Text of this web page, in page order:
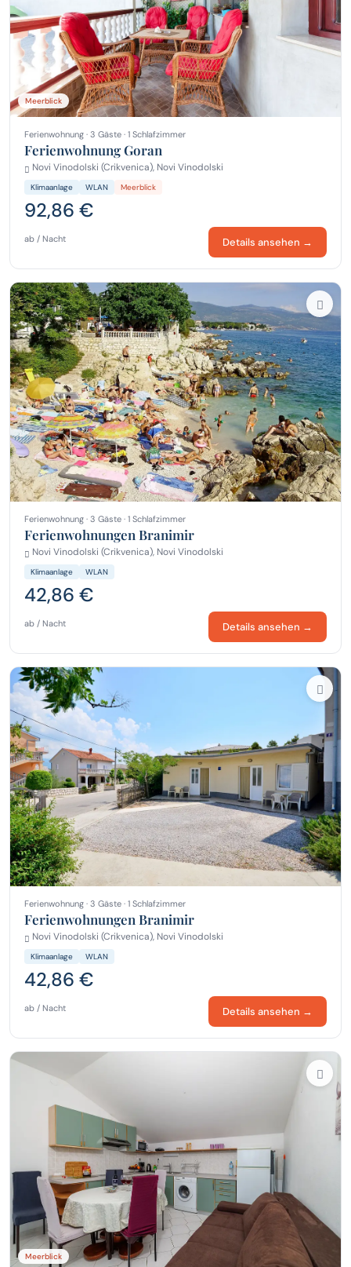
Meerblick
Ferienwohnung · 3 Gäste · 1 Schlafzimmer
Ferienwohnung Goran
Novi Vinodolski (Crikvenica), Novi Vinodolski
Klimaanlage WLAN Meerblick
92,86 €
ab / Nacht Details ansehen →
Ferienwohnung · 3 Gäste · 1 Schlafzimmer
Ferienwohnungen Branimir
Novi Vinodolski (Crikvenica), Novi Vinodolski
Klimaanlage WLAN
42,86 €
ab / Nacht Details ansehen →
Ferienwohnung · 3 Gäste · 1 Schlafzimmer
Ferienwohnungen Branimir
Novi Vinodolski (Crikvenica), Novi Vinodolski
Klimaanlage WLAN
42,86 €
ab / Nacht Details ansehen →
Meerblick